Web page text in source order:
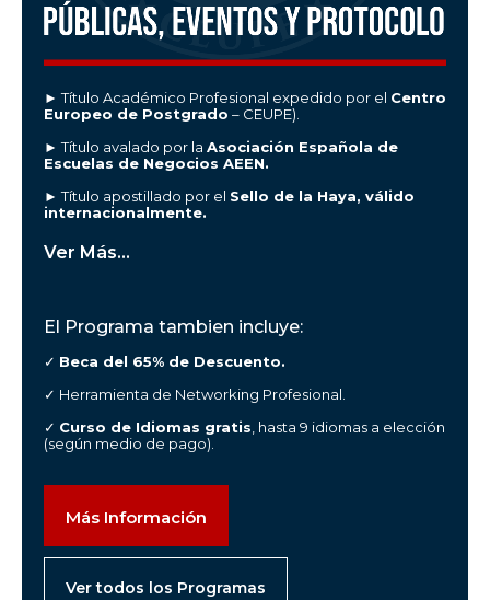
► Título Académico Profesional expedido por el Centro
Europeo de Postgrado – CEUPE).
► Título avalado por la Asociación Española de
Escuelas de Negocios AEEN.
► Título apostillado por el Sello de la Haya, válido
internacionalmente.
Ver Más...
El Programa tambien incluye:
✓ Beca del 65% de Descuento.
✓ Herramienta de Networking Profesional.
✓ Curso de Idiomas gratis , hasta 9 idiomas a elección
(según medio de pago).
Más Información
Ver todos los Programas